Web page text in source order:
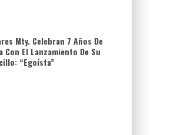
Mty. Celebran 7 Años De
Con El Lanzamiento De Su
“Egoísta”